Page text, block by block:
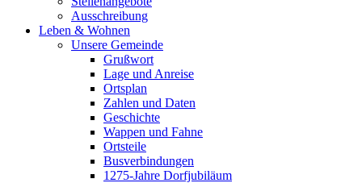
Ausschreibung
Leben & Wohnen
Unsere Gemeinde
Grußwort
Lage und Anreise
Ortsplan
Zahlen und Daten
Geschichte
Wappen und Fahne
Ortsteile
Busverbindungen
1275-Jahre Dorfjubiläum